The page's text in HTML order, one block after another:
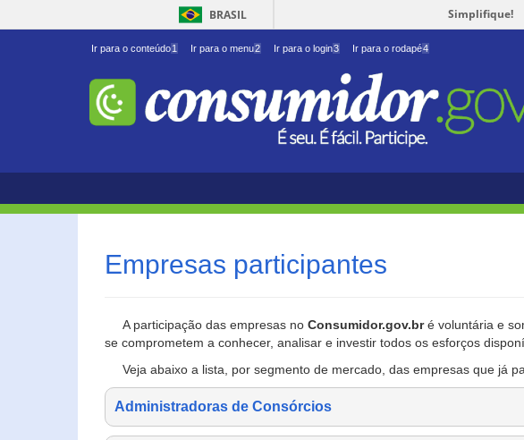
BRASIL Simplifique!
Ir para o conteúdo1 Ir para o menu2 Ir para o login3 Ir para o rodapé4
Empresas participantes
A participação das empresas no Consumidor.gov.bré voluntária e
se comprometem a conhecer, analisar e investir todos os esforços
Veja abaixo a lista, por segmento de mercado, das empresas que já
Administradoras de Consórcios